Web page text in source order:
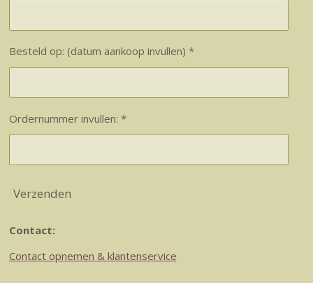
Besteld op: (datum aankoop invullen) *
Ordernummer invullen: *
Verzenden
Contact:
Contact opnemen & klantenservice